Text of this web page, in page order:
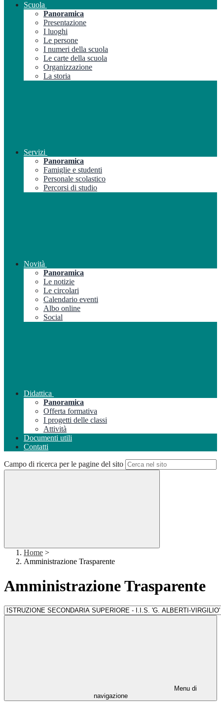
Scuola
Panoramica
Presentazione
I luoghi
Le persone
I numeri della scuola
Le carte della scuola
Organizzazione
La storia
Servizi
Panoramica
Famiglie e studenti
Personale scolastico
Percorsi di studio
Novità
Panoramica
Le notizie
Le circolari
Calendario eventi
Albo online
Social
Didattica
Panoramica
Offerta formativa
I progetti delle classi
Attività
Documenti utili
Contatti
Campo di ricerca per le pagine del sito
Home >
Amministrazione Trasparente
Amministrazione Trasparente
Menu di
navigazione